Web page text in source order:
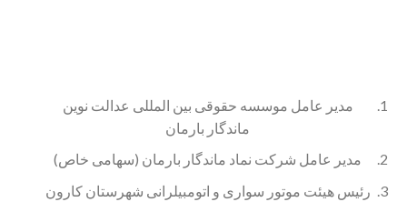
مدیر عامل موسسه حقوقی بین المللی عدالت نوین
ماندگار بارمان
مدیر عامل شرکت نماد ماندگار بارمان (سهامی خاص)
رئیس هیئت موتور سواری و اتومبیلرانی شهرستان کارون